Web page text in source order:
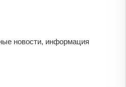
новости, информация